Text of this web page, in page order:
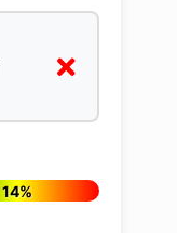
14%